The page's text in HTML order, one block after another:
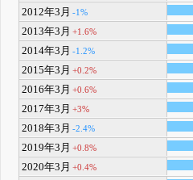
2012年3月 -1%
2013年3月 +1.6%
2014年3月 -1.2%
2015年3月 +0.2%
2016年3月 +0.6%
2017年3月 +3%
2018年3月 -2.4%
2019年3月 +0.8%
2020年3月 +0.4%